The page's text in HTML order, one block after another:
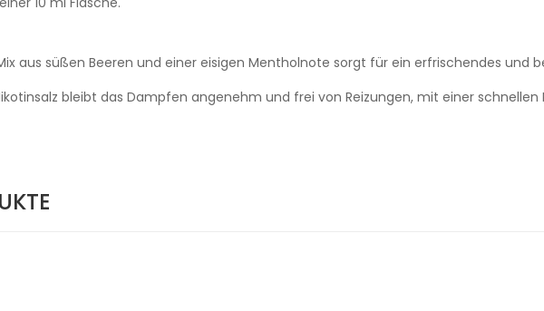
aus süßen Beeren und einer eisigen Mentholnote sorgt für ein erfrischendes und
bleibt das Dampfen angenehm und frei von Reizungen, mit einer